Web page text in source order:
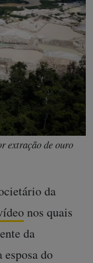
extração de ouro
da
nos quais
da
do